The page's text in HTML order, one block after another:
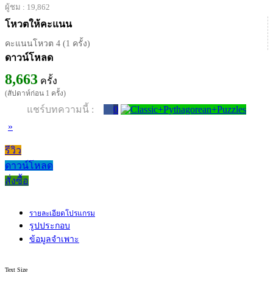
ผู้ชม : 19,862
โหวตให้คะแนน
คะแนนโหวต 4 (1 ครั้ง)
ดาวน์โหลด
8,663 ครั้ง
(สัปดาห์ก่อน 1 ครั้ง)
แชร์บทความนี้ :
0
»
รีวิว
ดาวน์โหลด
สั่งซื้อ
รายละเอียดโปรแกรม
รูปประกอบ
ข้อมูลจำเพาะ
Text Size